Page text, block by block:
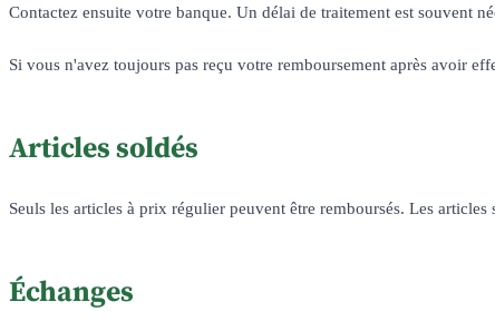
Contactez ensuite votre banque. Un délai de traitement est souvent
Si vous n'avez toujours pas reçu votre remboursement après avoir
Articles soldés
Seuls les articles à prix régulier peuvent être remboursés. Les articles
Échanges